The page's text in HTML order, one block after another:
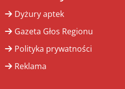
Dyżury aptek
Gazeta Głos Regionu
Polityka prywatności
Reklama